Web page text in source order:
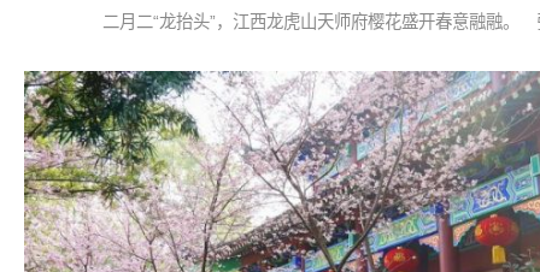
二月二“龙抬头”，江西龙虎山天师府樱花盛开春意融融。